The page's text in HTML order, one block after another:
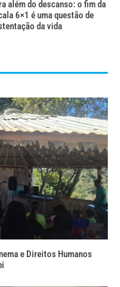
além do descanso: o fim da
6×1 é uma questão de
da vida
e Direitos Humanos